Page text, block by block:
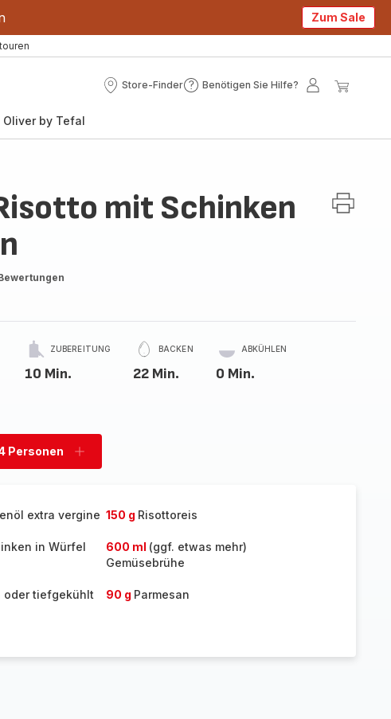
Zum Sale
Store-Finder
Store-
Benötigen Sie Hilfe?
Benötigen
Mein
Oliver by Tefal
mit Schinken
ZUBEREITUNG
10 Min.
BACKEN
22 Min.
ABKÜHLEN
0 Min.
Personen
Personen
extra vergine 150 g Risottoreis
in Würfel
600 ml (ggf. etwas mehr)
Gemüsebrühe
oder tiefgekühlt 90 g Parmesan